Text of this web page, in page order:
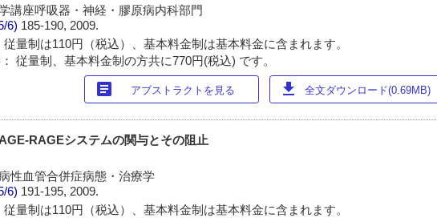
講座呼吸器・神経・膠原病内科部門
6) 185-190, 2009.
量制は110円（税込）、基本料金制は基本料金に含まれます。
従量制、基本料金制の方共に770円(税込) です。
article アブストラクトを見る download 全文ダウンロード(0.69MB)
RAGEシステムの関与とその阻止
性血管合併症病態・治療学
6) 191-195, 2009.
量制は110円（税込）、基本料金制は基本料金に含まれます。